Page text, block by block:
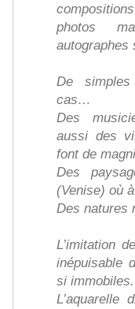
photos
autographes
De
cas…
Des
aussi des
font de
Des
(Venise) où
Des natures
L’imitation
inépuisable
si immobiles.
L’aquarelle